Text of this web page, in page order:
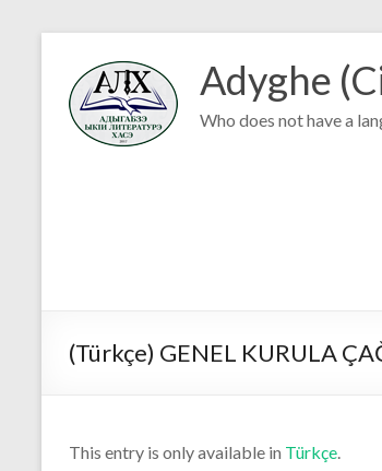
Adyghe
Who does not have a
(Türkçe) GENEL KURULA
This entry is only available in Türkçe